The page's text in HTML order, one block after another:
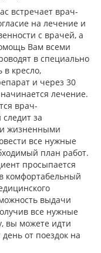
встречает врач-
на лечение и
с врачей, а
Вам всеми
в специально
в кресло,
и через 30
лечение.
врач-
за
жизненными
все нужные
план работ.
просыпается
комфортабельный
выдачи
все нужные
вы можете идти
от поездок на